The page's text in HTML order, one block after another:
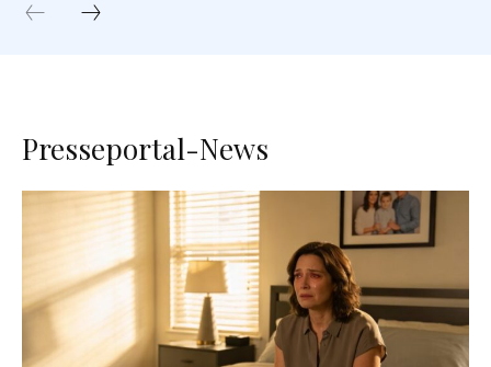
Presseportal-News